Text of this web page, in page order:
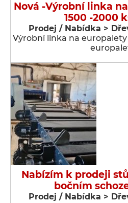
Nová -Výrobní linka
1500 -2000
Prodej / Nabídka >
Výrobní linka na
Nabízím k prodeji
bočním
Prodej / Nabídka >